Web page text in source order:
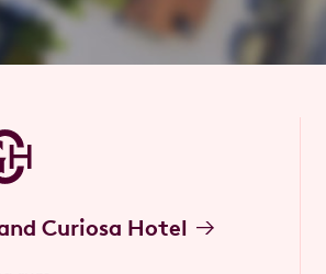
Curiosa Hotel